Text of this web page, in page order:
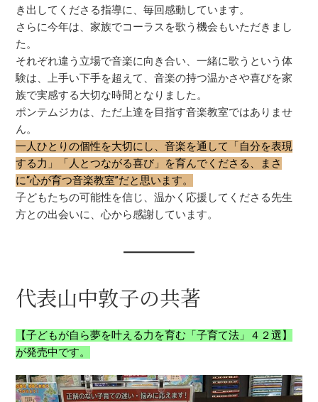
き出してくださる指導に、毎回感動しています。
さらに今年は、家族でコーラスを歌う機会もいただきまし
た。
それぞれ違う立場で音楽に向き合い、一緒に歌うという体
験は、上手い下手を超えて、音楽の持つ温かさや喜びを家
族で実感する大切な時間となりました。
ポンテムジカは、ただ上達を目指す音楽教室ではありませ
ん。
一人ひとりの個性を大切にし、音楽を通して「自分を表現
する力」「人とつながる喜び」を育んでくださる、まさ
に“心が育つ音楽教室”だと思います。
子どもたちの可能性を信じ、温かく応援してくださる先生
方との出会いに、心から感謝しています。
代表山中敦子の共著
【子どもが自ら夢を叶える力を育む「子育て法」４２選】
が発売中です。